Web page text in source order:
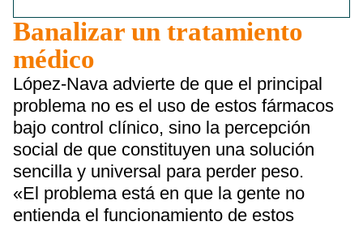
Banalizar un tratamiento
médico
López-Nava advierte de que el principal
problema no es el uso de estos fármacos
bajo control clínico, sino la percepción
social de que constituyen una solución
sencilla y universal para perder peso.
«El problema está en que la gente no
entienda el funcionamiento de estos